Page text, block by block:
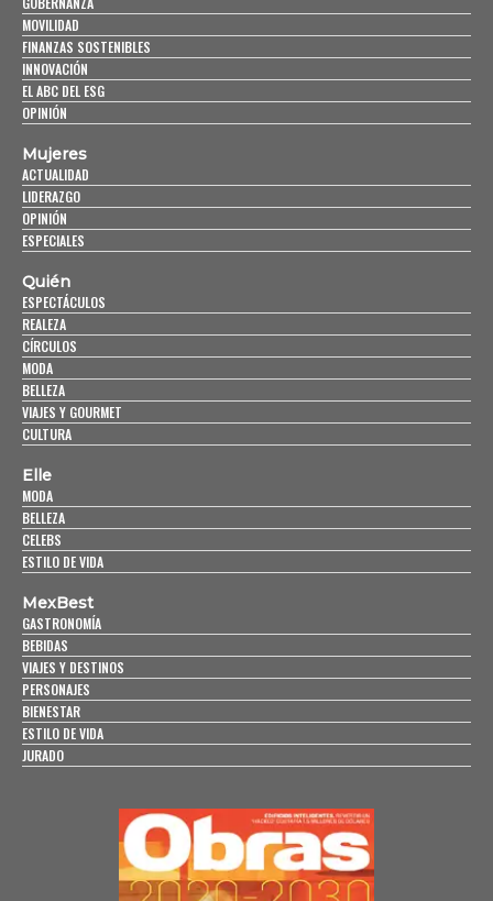
MOVILIDAD
FINANZAS SOSTENIBLES
INNOVACIÓN
EL ABC DEL ESG
OPINIÓN
Mujeres
ACTUALIDAD
LIDERAZGO
OPINIÓN
ESPECIALES
Quién
ESPECTÁCULOS
REALEZA
CÍRCULOS
MODA
BELLEZA
VIAJES Y GOURMET
CULTURA
Elle
MODA
BELLEZA
CELEBS
ESTILO DE VIDA
MexBest
GASTRONOMÍA
BEBIDAS
VIAJES Y DESTINOS
PERSONAJES
BIENESTAR
ESTILO DE VIDA
JURADO